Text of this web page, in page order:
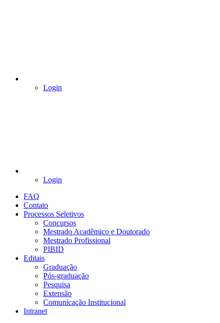
Login
Login
FAQ
Contato
Processos Seletivos
Concursos
Mestrado Acadêmico e Doutorado
Mestrado Profissional
PIBID
Editais
Graduação
Pós-graduação
Pesquisa
Extensão
Comunicação Institucional
Intranet